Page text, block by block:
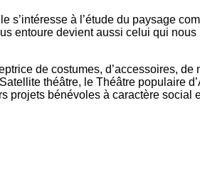
à l’étude du paysage
entoure devient aussi celui qui
de costumes, d’accessoires,
théâtre, le Théâtre populaire
bénévoles à caractère